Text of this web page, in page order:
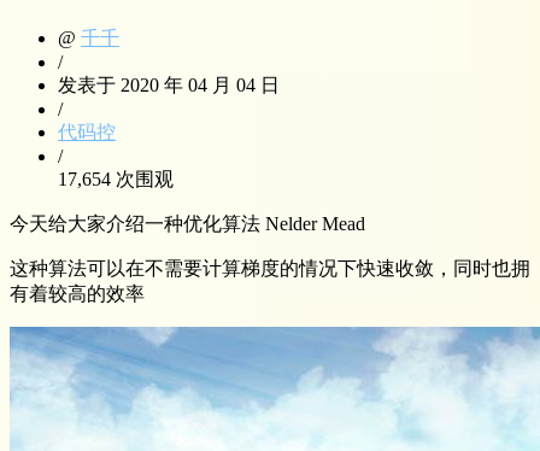
@ 千千
/
发表于 2020 年 04 月 04 日
/
代码控
/
17,654 次围观
今天给大家介绍一种优化算法 Nelder Mead
这种算法可以在不需要计算梯度的情况下快速收敛，同时也拥
有着较高的效率